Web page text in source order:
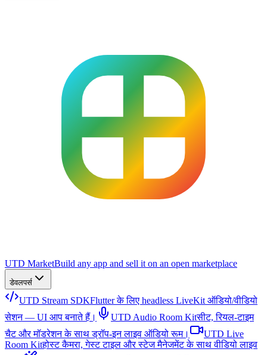
UTD MarketBuild any app and sell it on an open marketplace
डेवलपर्स
UTD Stream SDKFlutter के लिए headless LiveKit ऑडियो/वीडियो
सेशन — UI आप बनाते हैं।
UTD Audio Room Kitसीट, रियल-टाइम
चैट और मॉडरेशन के साथ ड्रॉप-इन लाइव ऑडियो रूम।
UTD Live
Room Kitहोस्ट कैमरा, गेस्ट टाइल और स्टेज मैनेजमेंट के साथ वीडियो लाइव